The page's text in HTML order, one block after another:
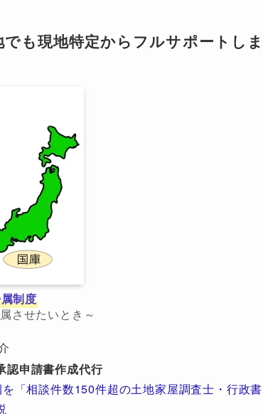
も現地特定からフルサポートしま
制度
させたいとき～
認申請書作成代行
「相談件数150件超の土地家屋調査士・行政書